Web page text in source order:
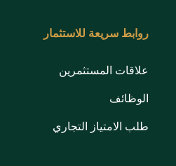
روابط سريعة للاستثمار
علاقات المستثمرين
الوظائف
طلب الامتياز التجاري